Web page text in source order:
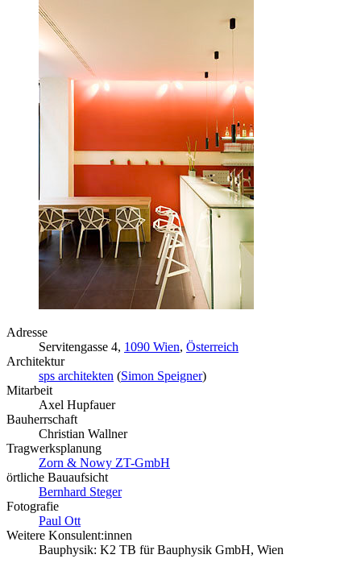
Adresse
Servitengasse 4, 1090 Wien, Österreich
Architektur
sps architekten (Simon Speigner)
Mitarbeit
Axel Hupfauer
Bauherrschaft
Christian Wallner
Tragwerksplanung
Zorn & Nowy ZT-GmbH
örtliche Bauaufsicht
Bernhard Steger
Fotografie
Paul Ott
Weitere Konsulent:innen
Bauphysik: K2 TB für Bauphysik GmbH, Wien